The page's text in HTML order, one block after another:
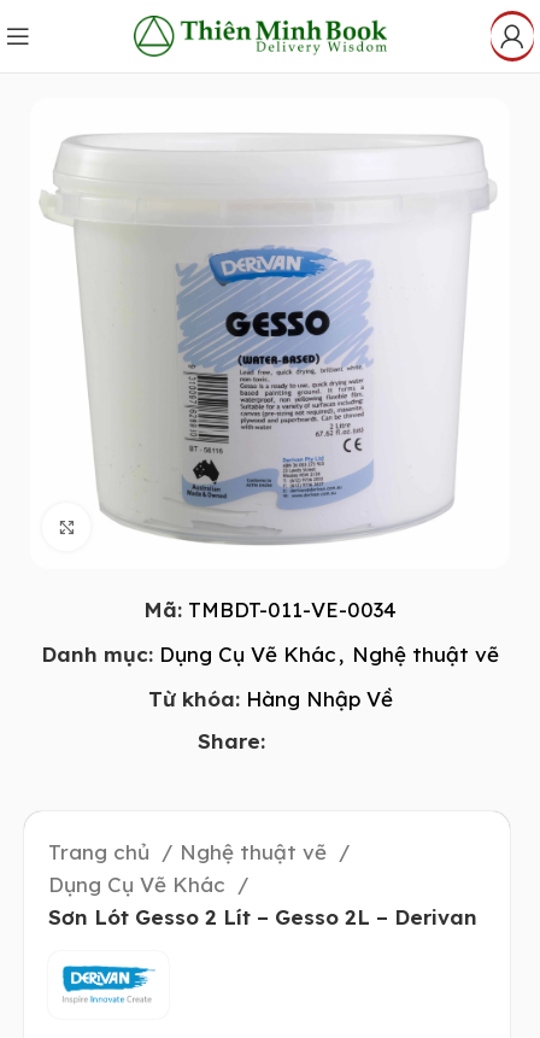
Click to enlarge
Mã: TMBDT-011-VE-0034
Danh mục: Dụng Cụ Vẽ Khác, Nghệ thuật vẽ
Từ khóa: Hàng Nhập Về
Share:
Trang chủ
Nghệ thuật vẽ
Dụng Cụ Vẽ Khác
Sơn Lót Gesso 2 Lít – Gesso 2L – Derivan